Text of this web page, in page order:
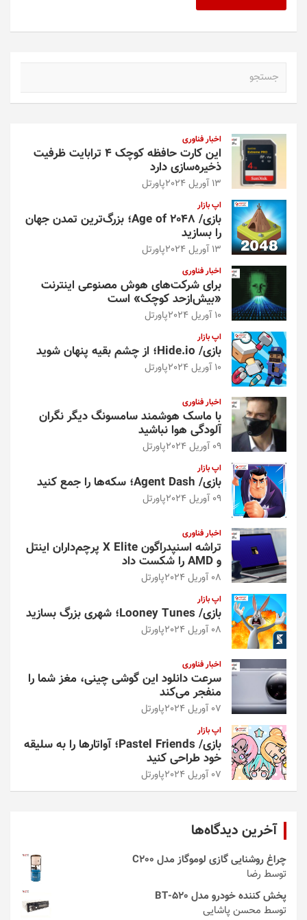
اخبار فناوری
این کارت حافظه کوچک ۴ ترابایت ظرفیت
ذخیره‌سازی دارد
13 آوریل 2024 پاورتل
اپ بازار
بازی/ Age of 2048؛ بزرگ‌ترین تمدن جهان
را بسازید
13 آوریل 2024 پاورتل
اخبار فناوری
برای شرکت‌های هوش مصنوعی اینترنت
«بیش‌از‌حد کوچک» است
10 آوریل 2024 پاورتل
اپ بازار
بازی/ Hide.io؛ از چشم بقیه پنهان شوید
10 آوریل 2024 پاورتل
اخبار فناوری
با ماسک هوشمند سامسونگ دیگر نگران
آلودگی هوا نباشید
09 آوریل 2024 پاورتل
اپ بازار
بازی/ Agent Dash؛ سکه‌ها را جمع کنید
09 آوریل 2024 پاورتل
اخبار فناوری
تراشه اسنپدراگون X Elite پرچم‌داران اینتل
و AMD را شکست داد
08 آوریل 2024 پاورتل
اپ بازار
بازی/ Looney Tunes؛ شهری بزرگ بسازید
08 آوریل 2024 پاورتل
اخبار فناوری
سرعت دانلود این گوشی چینی، مغز شما را
منفجر می‌کند
07 آوریل 2024 پاورتل
اپ بازار
بازی/ Pastel Friends؛ آواتارها را به سلیقه
خود طراحی کنید
07 آوریل 2024 پاورتل
آخرین دیدگاه‌ها
چراغ روشنایی گازی لوموگاز مدل C200
توسط رضا
پخش کننده خودرو مدل 520-BT
توسط محسن پاشایی